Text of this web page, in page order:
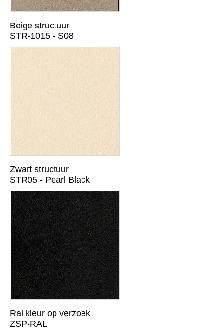
Beige structuur
STR-1015 - S08
Zwart structuur
STR05 - Pearl Black
Ral kleur op verzoek
ZSP-RAL